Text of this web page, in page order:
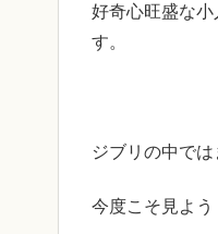
好奇心旺盛な
す。
ジブリの中で
今度こそ見よ